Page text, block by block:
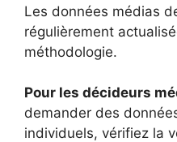
Les données médias
régulièrement
méthodologie.
Pour les décideurs
demander des
individuels, vérifiez la